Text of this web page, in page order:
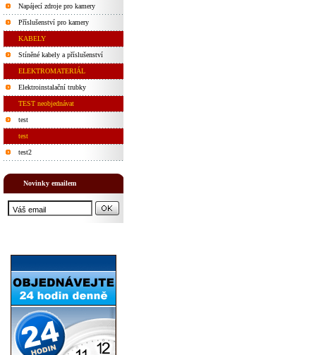
Napájecí zdroje pro kamery
Příslušenství pro kamery
KABELY
Stíněné kabely a příslušenství
ELEKTROMATERIÁL
Elektroinstalační trubky
TEST neobjednávat
test
test
test2
Novinky emailem